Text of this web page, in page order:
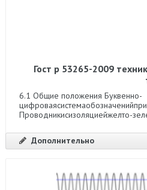
Гост р 53265-2009
6.1 Общие положения Буквенно-
Проводникисизоляциейжелто-
Дополнительно